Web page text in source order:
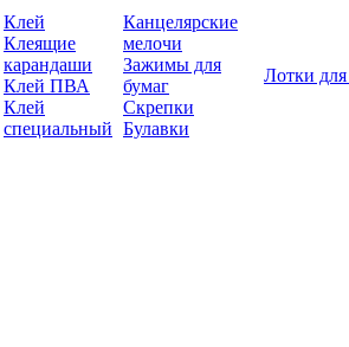
Клей
Клеящие
карандаши
Клей ПВА
Клей
специальный
Канцелярские
мелочи
Зажимы для
бумаг
Скрепки
Булавки
Лотки